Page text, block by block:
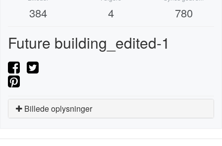
384 4 780
Future building_edited-1
Billede oplysninger